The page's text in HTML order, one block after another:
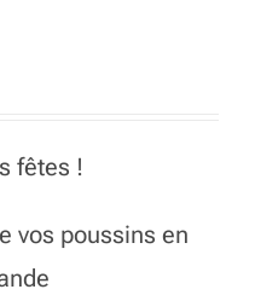
fêtes !
vos poussins en